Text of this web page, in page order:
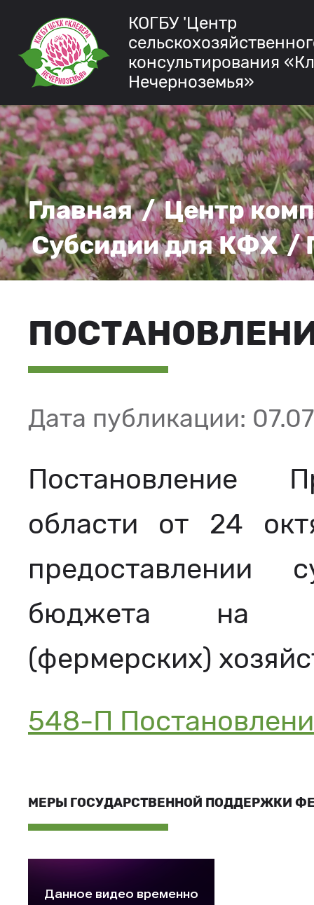
КОГБУ 'Центр
консультирования
Нечерноземья»
Главная/Центр
Субсидии для КФХ/
МЕРЫ ГОСУДАРСТВЕННОЙ ПОДДЕРЖКИ
Дата публикации:
Постановление
области от 24
предоставлении
бюджета на
(фермерских)
548-П